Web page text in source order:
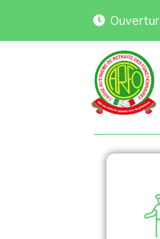
Flash